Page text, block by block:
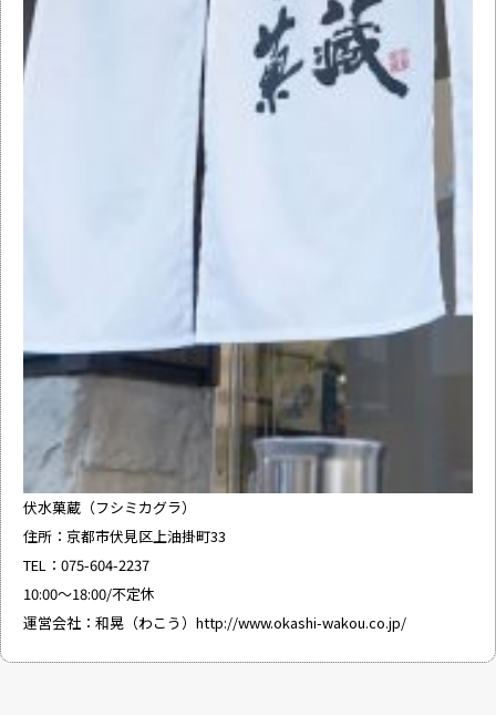
伏水菓蔵（フシミカグラ）
住所：京都市伏見区上油掛町33
TEL：075-604-2237
10:00～18:00/不定休
運営会社：和晃（わこう） http://www.okashi-wakou.co.jp/